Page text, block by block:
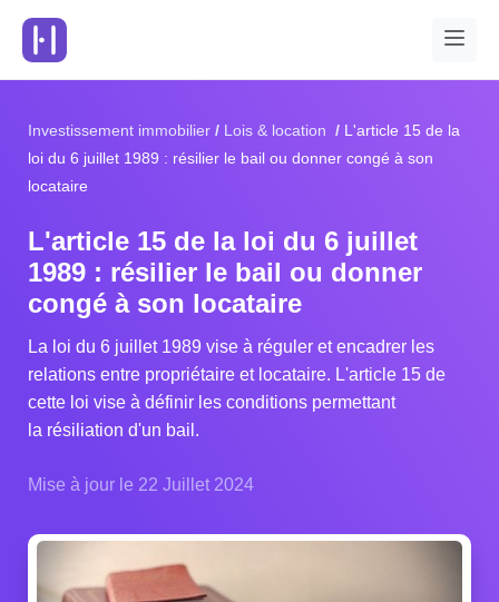
Investissement immobilier Lois & location
L'article 15 de la
loi du 6 juillet 1989 : résilier le bail ou donner congé à son
locataire
L'article 15 de la loi du 6 juillet
1989 : résilier le bail ou donner
congé à son locataire
La loi du 6 juillet 1989 vise à réguler et encadrer les
relations entre propriétaire et locataire. L'article 15 de
cette loi vise à définir les conditions permettant
la résiliation d'un bail.
Mise à jour le 22 Juillet 2024